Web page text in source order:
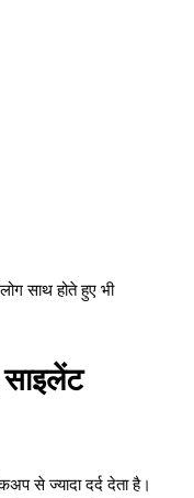
साथ होते हुए भी
साइलेंट
से ज्यादा दर्द देता है।